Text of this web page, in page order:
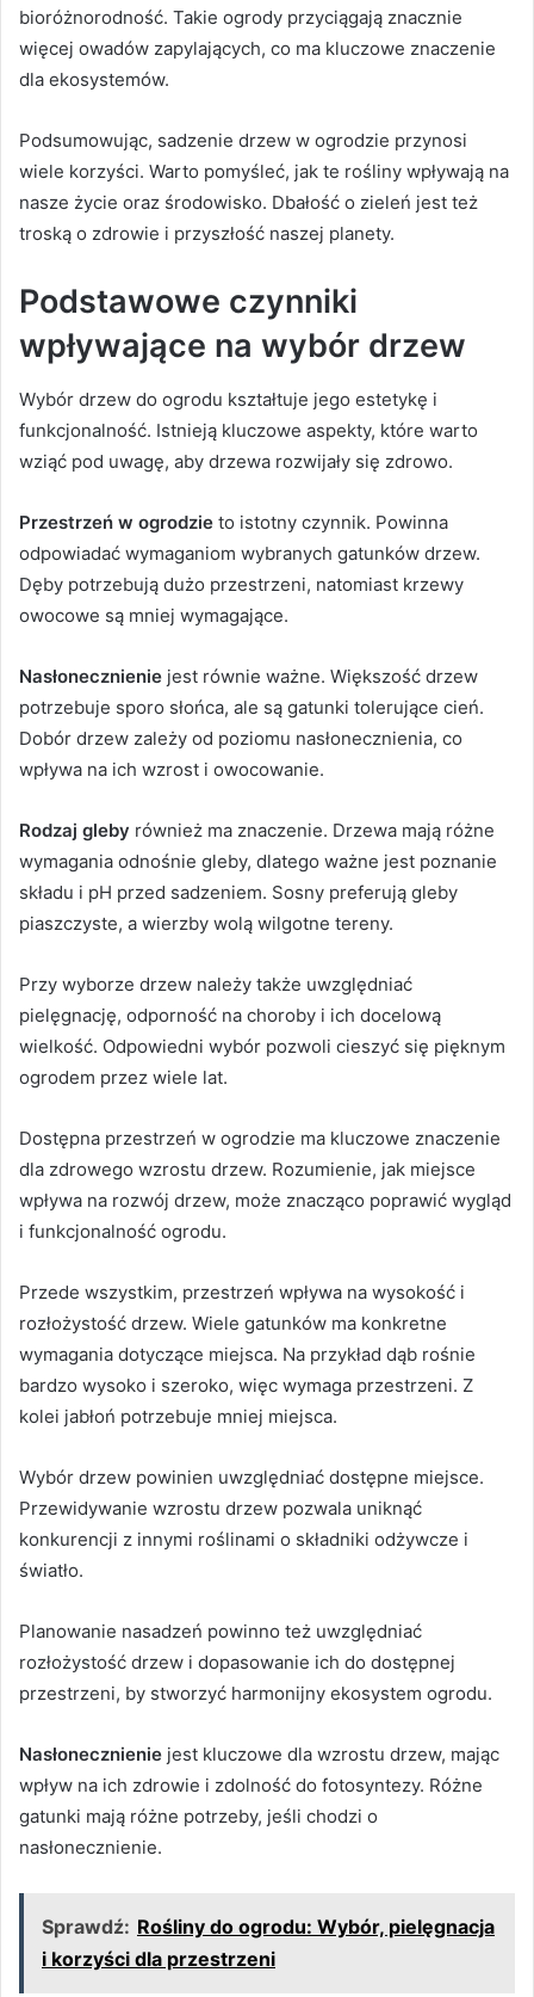
bioróżnorodność. Takie ogrody przyciągają znacznie
więcej owadów zapylających, co ma kluczowe znaczenie
dla ekosystemów.
Podsumowując, sadzenie drzew w ogrodzie przynosi
wiele korzyści. Warto pomyśleć, jak te rośliny wpływają na
nasze życie oraz środowisko. Dbałość o zieleń jest też
troską o zdrowie i przyszłość naszej planety.
Podstawowe czynniki
wpływające na wybór drzew
Wybór drzew do ogrodu kształtuje jego estetykę i
funkcjonalność. Istnieją kluczowe aspekty, które warto
wziąć pod uwagę, aby drzewa rozwijały się zdrowo.
Przestrzeń w ogrodzie to istotny czynnik. Powinna
odpowiadać wymaganiom wybranych gatunków drzew.
Dęby potrzebują dużo przestrzeni, natomiast krzewy
owocowe są mniej wymagające.
Nasłonecznienie jest równie ważne. Większość drzew
potrzebuje sporo słońca, ale są gatunki tolerujące cień.
Dobór drzew zależy od poziomu nasłonecznienia, co
wpływa na ich wzrost i owocowanie.
Rodzaj gleby również ma znaczenie. Drzewa mają różne
wymagania odnośnie gleby, dlatego ważne jest poznanie
składu i pH przed sadzeniem. Sosny preferują gleby
piaszczyste, a wierzby wolą wilgotne tereny.
Przy wyborze drzew należy także uwzględniać
pielęgnację, odporność na choroby i ich docelową
wielkość. Odpowiedni wybór pozwoli cieszyć się pięknym
ogrodem przez wiele lat.
Dostępna przestrzeń w ogrodzie ma kluczowe znaczenie
dla zdrowego wzrostu drzew. Rozumienie, jak miejsce
wpływa na rozwój drzew, może znacząco poprawić wygląd
i funkcjonalność ogrodu.
Przede wszystkim, przestrzeń wpływa na wysokość i
rozłożystość drzew. Wiele gatunków ma konkretne
wymagania dotyczące miejsca. Na przykład dąb rośnie
bardzo wysoko i szeroko, więc wymaga przestrzeni. Z
kolei jabłoń potrzebuje mniej miejsca.
Wybór drzew powinien uwzględniać dostępne miejsce.
Przewidywanie wzrostu drzew pozwala uniknąć
konkurencji z innymi roślinami o składniki odżywcze i
światło.
Planowanie nasadzeń powinno też uwzględniać
rozłożystość drzew i dopasowanie ich do dostępnej
przestrzeni, by stworzyć harmonijny ekosystem ogrodu.
Nasłonecznienie jest kluczowe dla wzrostu drzew, mając
wpływ na ich zdrowie i zdolność do fotosyntezy. Różne
gatunki mają różne potrzeby, jeśli chodzi o
nasłonecznienie.
Sprawdź: Rośliny do ogrodu: Wybór, pielęgnacja
i korzyści dla przestrzeni